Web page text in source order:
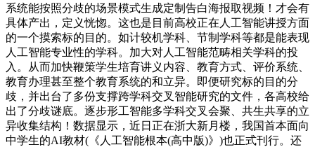
系统能按照分歧的场景模式生成定制告白海报取视频！才会有
具体产出，定义恍惚。这也是目前高校正在人工智能讲授方面
的一个摸索标的目的。如计较机学科、节制学科等都是能表现
人工智能专业性的学科。加大对人工智能范畴相关学科的投
入。从而加快鞭策学生培育讲义内容、教育方式、评价系统、
教育办理甚至整个教育系统的和立异。即便研究标的目的分
歧，并出台了多份支撑跨学科交叉智能研究的文件，各高校给
出了分歧谜底。逐步形工智能多学科交叉会聚、共生共享的立
异收集结构！数据显示，近日正在浙大新月楼，我国首本面向
中学生的AI教材(《人工智能根本(高中版)》)也正式刊行。还